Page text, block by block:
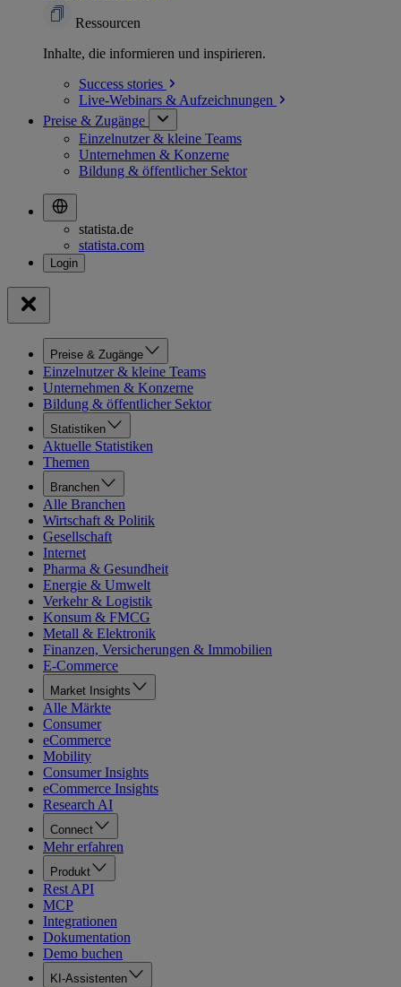
Ressourcen
Inhalte, die informieren und inspirieren.
Success stories
Live-Webinars & Aufzeichnungen
Preise & Zugänge
Einzelnutzer & kleine Teams
Unternehmen & Konzerne
Bildung & öffentlicher Sektor
statista.de
statista.com
Preise & Zugänge
Einzelnutzer & kleine Teams
Unternehmen & Konzerne
Bildung & öffentlicher Sektor
Statistiken
Aktuelle Statistiken
Themen
Branchen
Alle Branchen
Wirtschaft & Politik
Gesellschaft
Internet
Pharma & Gesundheit
Energie & Umwelt
Verkehr & Logistik
Konsum & FMCG
Metall & Elektronik
Finanzen, Versicherungen & Immobilien
E-Commerce
Market Insights
Alle Märkte
Consumer
eCommerce
Mobility
Consumer Insights
eCommerce Insights
Research AI
Connect
Mehr erfahren
Produkt
Rest API
MCP
Integrationen
Dokumentation
Demo buchen
KI-Assistenten